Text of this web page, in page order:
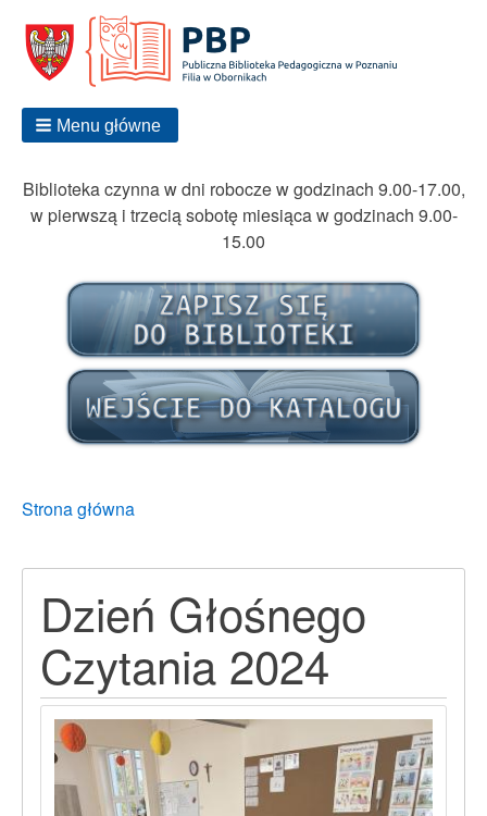
Menu główne
Biblioteka czynna w dni robocze w godzinach 9.00-17.00,
w pierwszą i trzecią sobotę miesiąca w godzinach 9.00-
15.00
Breadcrumbs
You
Strona główna
Dzień Głośnego
Czytania 2024